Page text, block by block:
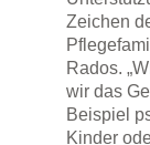
Zeichen
Rados.
wir das
Beispiel
Kinder